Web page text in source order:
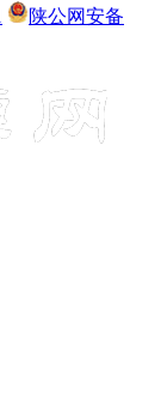
陕公网安备